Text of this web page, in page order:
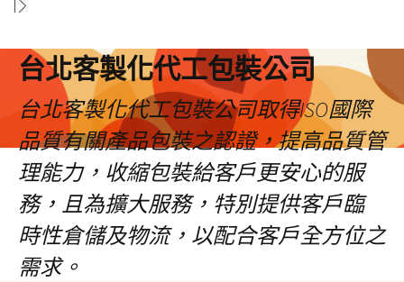
台北客製化代工包裝公司
台北客製化代工包裝公司取得ISO國際
品質有關產品包裝之認證，提高品質管
理能力，收縮包裝給客戶更安心的服
務，且為擴大服務，特別提供客戶臨
時性倉儲及物流，以配合客戶全方位之
需求。